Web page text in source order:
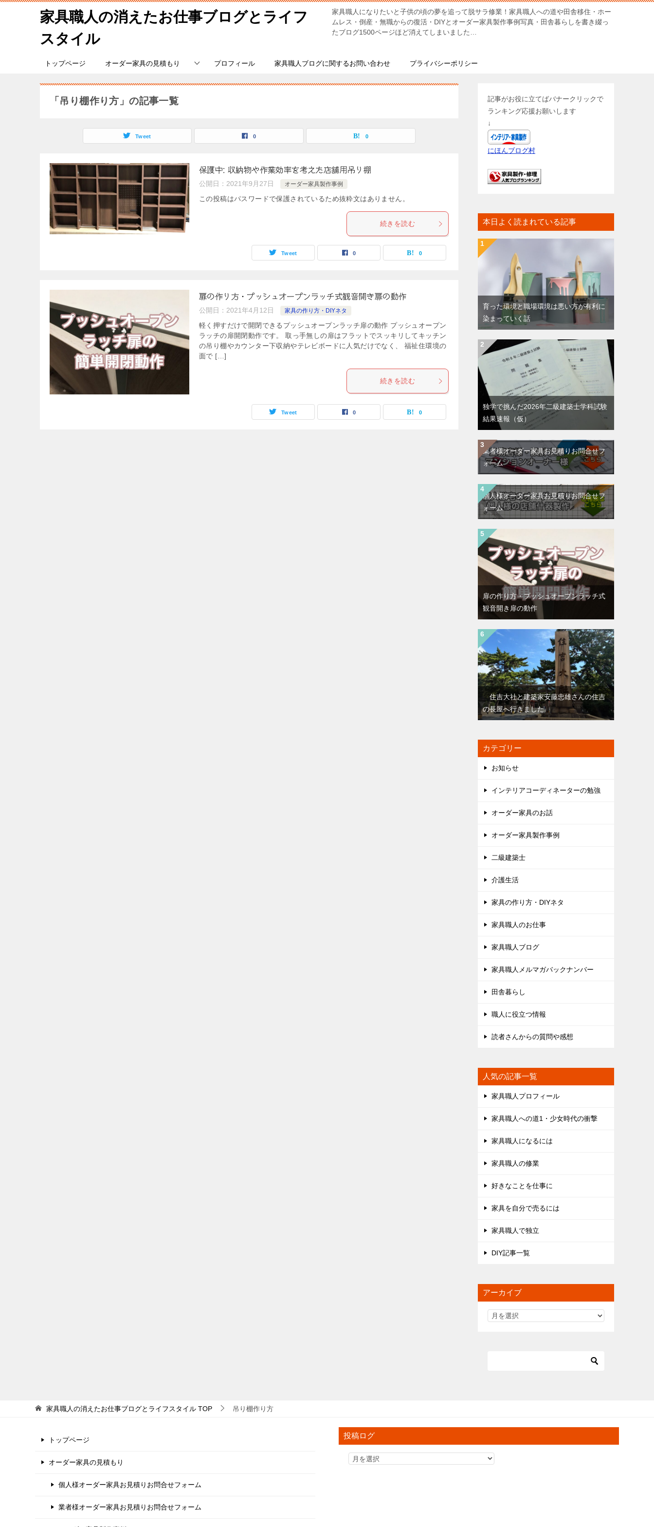
家具職人の消えたお仕事ブログとライフ
スタイル
家具職人になりたいと子供の頃の夢を追って脱サラ修業！家具職人への道や田舎移住・ホー
ムレス・倒産・無職からの復活・DIYとオーダー家具製作事例写真・田舎暮らしを書き綴っ
たブログ1500ページほど消えてしまいました…
トップページ オーダー家具の見積もり プロフィール 家具職人ブログに関するお問い合わせ プライバシーポリシー
「吊り棚作り方」の記事一覧
Tweet 0 0
保護中: 収納物や作業効率を考えた店舗用吊り棚
公開日： 2021年9月27日 オーダー家具製作事例
この投稿はパスワードで保護されているため抜粋文はありません。
続きを読む
Tweet 0 0
扉の作り方・プッシュオープンラッチ式観音開き扉の動作
公開日： 2021年4月12日 家具の作り方・DIYネタ
軽く押すだけで開閉できるプッシュオープンラッチ扉の動作 プッシュオープン
ラッチの扉開閉動作です。 取っ手無しの扉はフラットでスッキリしてキッチン
の吊り棚やカウンター下収納やテレビボードに人気だけでなく、 福祉住環境の
面で […]
続きを読む
Tweet 0 0
記事がお役に立てばバナークリックで
ランキング応援お願いします
↓
にほんブログ村
本日よく読まれている記事
育った環境と職場環境は悪い方が有利に
染まっていく話
独学で挑んだ2026年二級建築士学科試験
結果速報（仮）
業者様オーダー家具お見積りお問合せフ
ォーム
個人様オーダー家具お見積りお問合せフ
ォーム
扉の作り方・プッシュオープンラッチ式
観音開き扉の動作
住吉大社と建築家安藤忠雄さんの住吉
の長屋へ行きました
カテゴリー
お知らせ
インテリアコーディネーターの勉強
オーダー家具のお話
オーダー家具製作事例
二級建築士
介護生活
家具の作り方・DIYネタ
家具職人のお仕事
家具職人ブログ
家具職人メルマガバックナンバー
田舎暮らし
職人に役立つ情報
読者さんからの質問や感想
人気の記事一覧
家具職人プロフィール
家具職人への道1・少女時代の衝撃
家具職人になるには
家具職人の修業
好きなことを仕事に
家具を自分で売るには
家具職人で独立
DIY記事一覧
アーカイブ
家具職人の消えたお仕事ブログとライフスタイル TOP 吊り棚作り方
トップページ
オーダー家具の見積もり
個人様オーダー家具お見積りお問合せフォーム
業者様オーダー家具お見積りお問合せフォーム
投稿ログ